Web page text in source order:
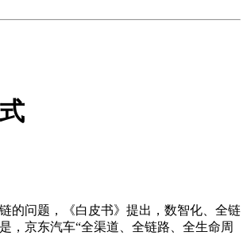
的问题，《白皮书》提出，数智化、全链
，京东汽车“全渠道、全链路、全生命周